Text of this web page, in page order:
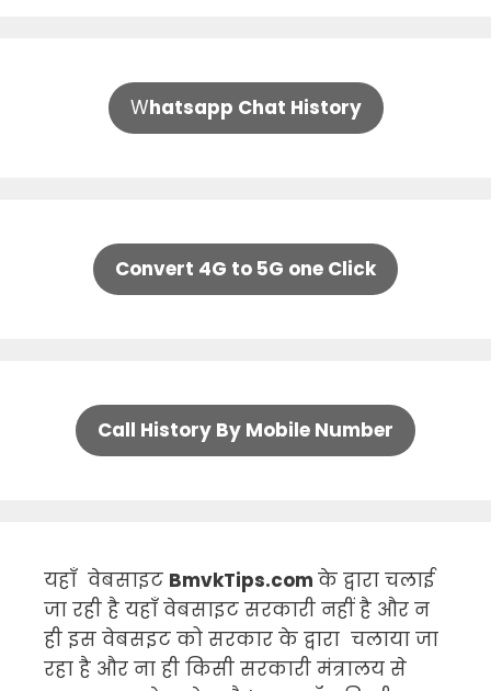
Whatsapp Chat History
Convert 4G to 5G one Click
Call History By Mobile Number
यहाँ वेबसाइट BmvkTips.com के द्वारा चलाई
जा रही है यहाँ वेबसाइट सरकारी नहीं है और न
ही इस वेबसइट को सरकार के द्वारा चलाया जा
रहा है और ना ही किसी सरकारी मंत्रालय से